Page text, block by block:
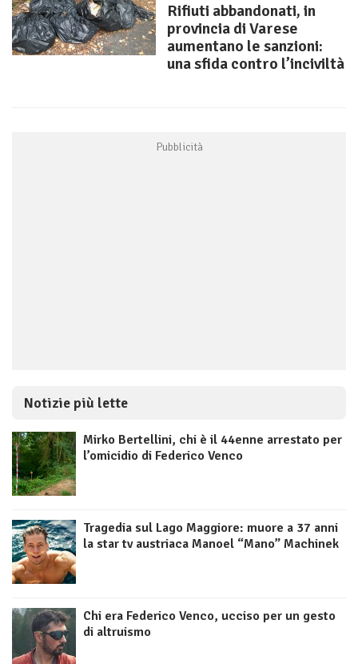
Rifiuti abbandonati, in
provincia di Varese
aumentano le sanzioni:
una sfida contro l’inciviltà
Notizie più lette
Mirko Bertellini, chi è il 44enne arrestato per
l’omicidio di Federico Venco
Tragedia sul Lago Maggiore: muore a 37 anni
la star tv austriaca Manoel “Mano” Machinek
Chi era Federico Venco, ucciso per un gesto
di altruismo